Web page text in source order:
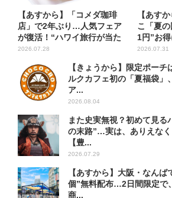
【あすから】「コメダ珈琲
店」で2年ぶり…人気フェア
が復活！“ハワイ旅行が当た
る”...
2026.07.28
【あす
こ「夏
1円”お
2026.07.31
【きょうから】限定ポー
ルクカフェ初の「夏福袋」
ア...
2026.08.04
また史実無視？初めて見る
の末路”…実は、ありえなく
【豊...
2026.07.29
【あすから】大阪・なんば
個”無料配布…2日間限定で
商...